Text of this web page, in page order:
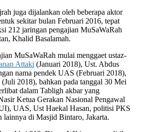
juga dijalankan oleh beberapa aktor
sekitar bulan Februari 2016, tepat
212 jaringan pengajian MuSaWaRah
Khalid Basalamah.
MuSaWaRah mulai menggaet ustaz-
Attaki (Januari 2018), Ust. Abdus
nama pendek UAS (Februari 2018),
2018), bahkan pada tanggal 30 Mei
dalam Tabligh akbar yang
Ketua Gerakan Nasional Pengawal
UAS, Ust Haekal Hasan, politisi PKS
lainnya di Masjid Bintaro, Jakarta.